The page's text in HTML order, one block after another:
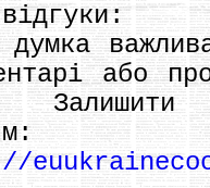
важлива
або